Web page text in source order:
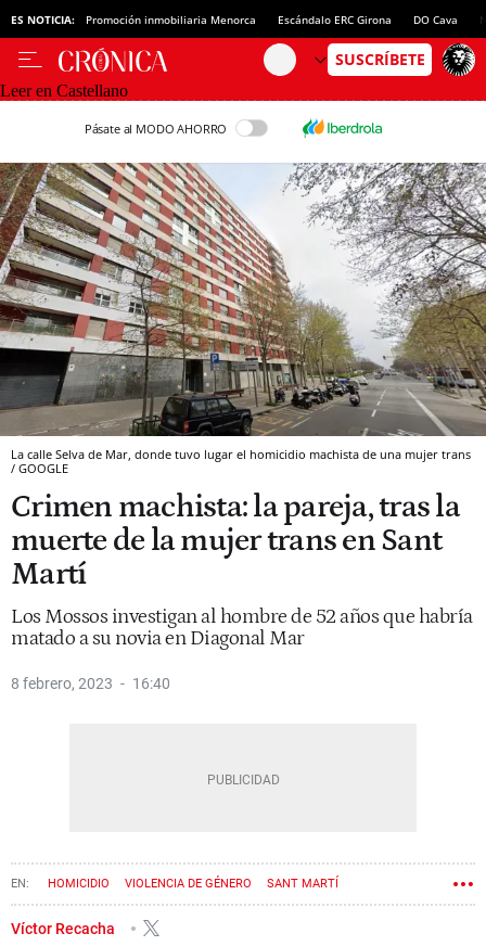
ES NOTICIA: Promoción inmobiliaria Menorca Escándalo ERC Girona DO Cava
Leer en Castellano
Pásate al MODO AHORRO
La calle Selva de Mar, donde tuvo lugar el homicidio machista de una mujer trans
/ GOOGLE
Crimen machista: la pareja, tras la
muerte de la mujer trans en Sant
Martí
Los Mossos investigan al hombre de 52 años que habría
matado a su novia en Diagonal Mar
8 febrero, 2023 16:40
HOMICIDIO VIOLENCIA DE GÉNERO SANT MARTÍ
TRANSGÉNERO CRIMEN
Víctor Recacha